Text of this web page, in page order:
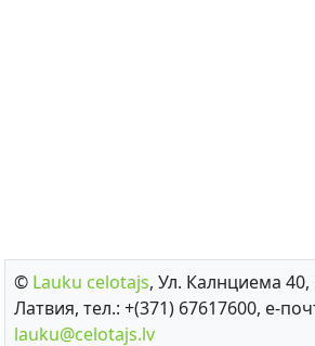
© Lauku сelotajs, Ул. Калнциема 40,
Латвия, тел.: +(371) 67617600, е-
lauku@celotajs.lv